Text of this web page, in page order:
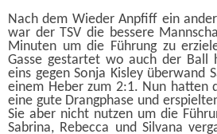
Nach dem Wieder Anpfiff ein
war der TSV die bessere
Minuten um die Führung zu
Gasse gestartet wo auch der Ball
eins gegen Sonja Kisley überwand
einem Heber zum 2:1. Nun hatten
eine gute Drangphase und
Sie aber nicht nutzen um die
Sabrina, Rebecca und Silvana